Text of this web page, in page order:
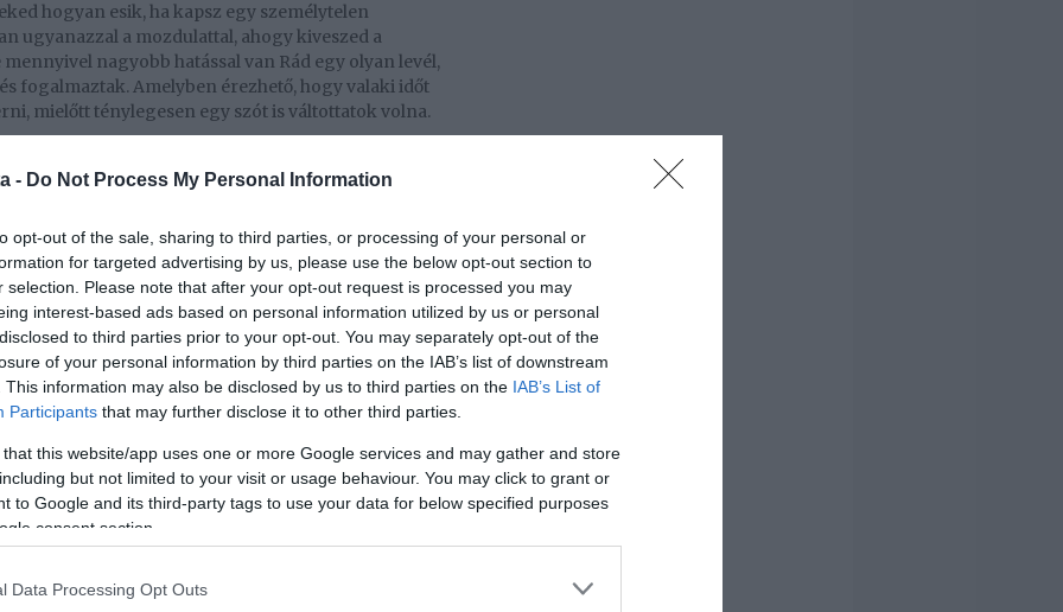
- Do Not Process My Personal Information
opt-out of the sale, sharing to third parties, or processing of your personal or
for targeted advertising by us, please use the below opt-out section to
selection. Please note that after your opt-out request is processed you may
interest-based ads based on personal information utilized by us or personal
to third parties prior to your opt-out. You may separately opt-out of the
of your personal information by third parties on the IAB’s list of downstream
This information may also be disclosed by us to third parties on the IAB’s List of
Participants that may further disclose it to other third parties.
that this website/app uses one or more Google services and may gather and store
but not limited to your visit or usage behaviour. You may click to grant or
to Google and its third-party tags to use your data for below specified purposes
consent section.
Data Processing Opt Outs
hogyan esik, ha kapsz egy személytelen
ugyanazzal a mozdulattal, ahogy kiveszed a
nagyobb hatással van Rád egy olyan levél,
fogalmaztak. Amelyben érezhető, hogy valaki időt
mielőtt ténylegesen egy szót is váltottatok volna.
szép vagy!” „Gyönyörű szemeid vannak!” Azt
kérlek, ne ébressz fel!” Hidd el, ezek egyszerűen
Egy első üzenetben inkább maradj visszafogott,
később bedobni egy-egy sokkal jobban odaillő
egymást.
magadról az online randi profilodon?
Azok az emberek, akik túl sokat
Így a partnerük elhanyagoltnak érzi magát, aki
Ezért lehetőleg ne írj egy teljes életregényt,
kelthet. Arra is figyelj, hogy legalább egy
interakciót, elindíthatsz egy beszélgetést,
hogy érdeklődő és figyelmes vagy.